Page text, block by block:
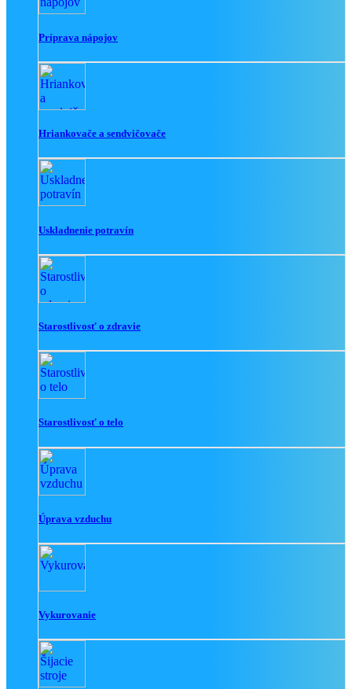
Príprava nápojov
Hriankovače a sendvičovače
Uskladnenie potravín
Starostlivosť o zdravie
Starostlivosť o telo
Úprava vzduchu
Vykurovanie